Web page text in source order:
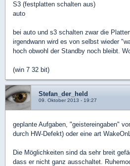
S3 (festplatten schalten aus)
auto
bei auto und s3 schalten zwar die
irgendwann wird es von selbst wieder
hoch obwohl der Standby noch bleibt.
(win 7 32 bit)
Stefan_der_held
09. Oktober 2013 - 19:27
geplante Aufgaben, "geistereingaben"
durch HW-Defekt) oder eine art
Die Möglichkeiten sind da sehr breit
dass er nicht ganz ausschaltet.